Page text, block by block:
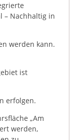
– Nachhaltig in
werden kann.
ist
erfolgen.
„Am
werden,